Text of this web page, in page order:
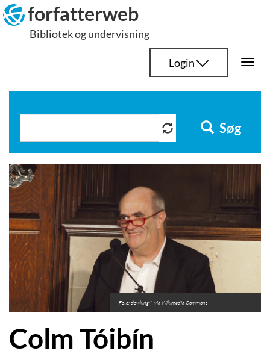
Hop
til
indhold
forfatterweb
Bibliotek og undervisning
Login
Søg
Foto: slowking4, via Wikimedia Commons
Colm Tóibín